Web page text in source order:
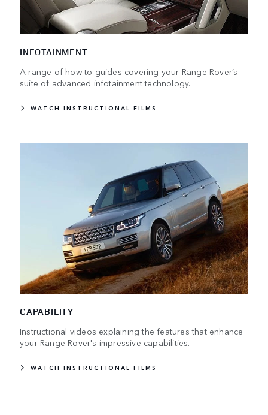
INFOTAINMENT
A range of how to guides covering your Range Rover’s
suite of advanced infotainment technology.
WATCH INSTRUCTIONAL FILMS
CAPABILITY
Instructional videos explaining the features that enhance
your Range Rover's impressive capabilities.
WATCH INSTRUCTIONAL FILMS